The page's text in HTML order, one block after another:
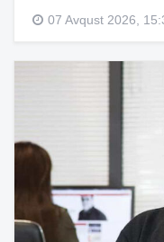
07 Avqust 2026,